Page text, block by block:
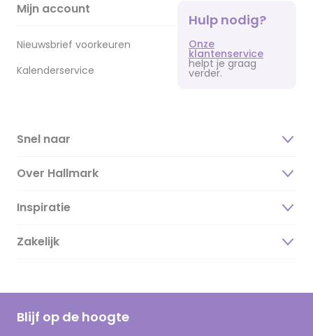
Mijn account
Nieuwsbrief voorkeuren
Kalenderservice
Hulp nodig?
Onze
klantenservice
helpt je graag
verder.
Snel naar
Over Hallmark
Over ons
Duurzaamheid
Hallmark Kaartclub
Inspiratie
Magazine
Cadeau inspiratie
Kaartinspiratie
Zakelijk
Blijf op de hoogte